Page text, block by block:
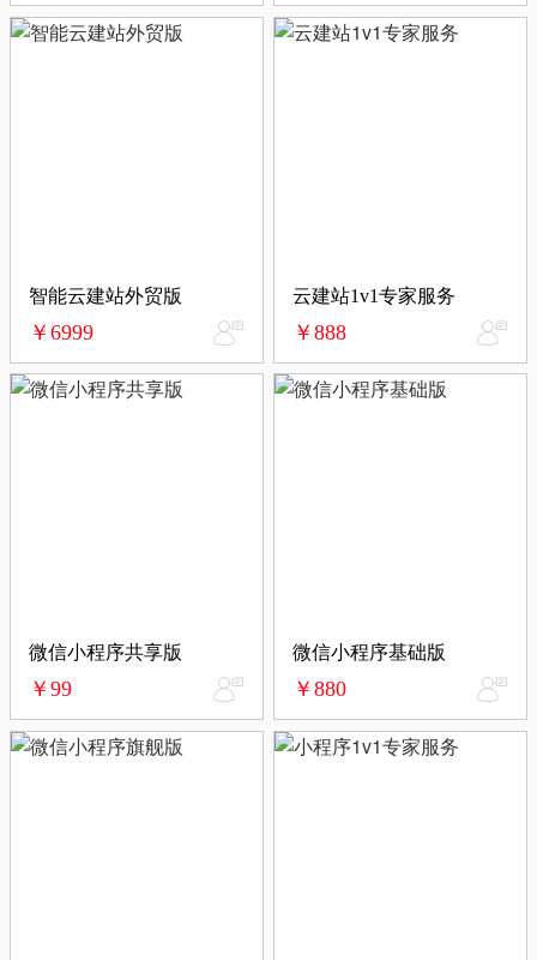
智能云建站外贸版
￥6999
云建站1v1专家服务
￥888
微信小程序共享版
￥99
微信小程序基础版
￥880